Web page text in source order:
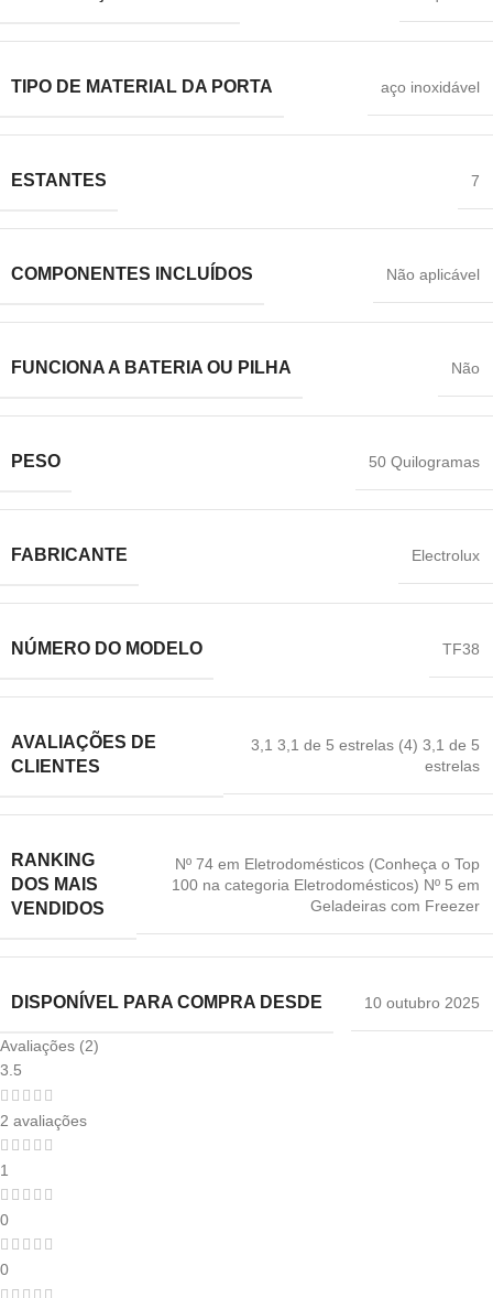
TIPO DE MATERIAL DA PORTA ‎aço inoxidável
ESTANTES ‎7
COMPONENTES INCLUÍDOS ‎Não aplicável
FUNCIONA A BATERIA OU PILHA ‎Não
PESO ‎50 Quilogramas
FABRICANTE ‎Electrolux
NÚMERO DO MODELO ‎TF38
AVALIAÇÕES DE
CLIENTES
3,1 3,1 de 5 estrelas (4) 3,1 de 5
estrelas
RANKING
DOS MAIS
VENDIDOS
Nº 74 em Eletrodomésticos (Conheça o Top
100 na categoria Eletrodomésticos) Nº 5 em
Geladeiras com Freezer
DISPONÍVEL PARA COMPRA DESDE 10 outubro 2025
Avaliações (2)
3.5
2 avaliações
1
0
0